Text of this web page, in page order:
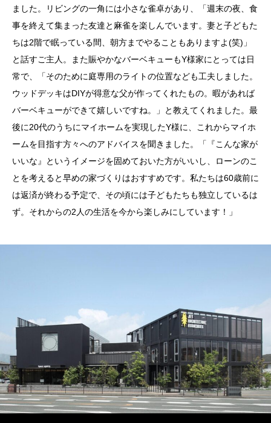
ました。リビングの一角には小さな雀卓があり、「週末の夜、食
事を終えて集まった友達と麻雀を楽しんでいます。妻と子どもた
ちは2階で眠っている間、朝方までやることもありますよ(笑)」
と話すご主人。また賑やかなバーベキューもY様家にとっては日
常で、「そのために庭専用のライトの位置なども工夫しました。
ウッドデッキはDIYが得意な父が作ってくれたもの。暇があれば
バーベキューができて嬉しいですね。」と教えてくれました。最
後に20代のうちにマイホームを実現したY様に、これからマイホ
ームを目指す方々へのアドバイスを聞きました。「『こんな家が
いいな』というイメージを固めておいた方がいいし、ローンのこ
とを考えると早めの家づくりはおすすめです。私たちは60歳前に
は返済が終わる予定で、その頃には子どもたちも独立しているは
ず。それからの2人の生活を今から楽しみにしています！」